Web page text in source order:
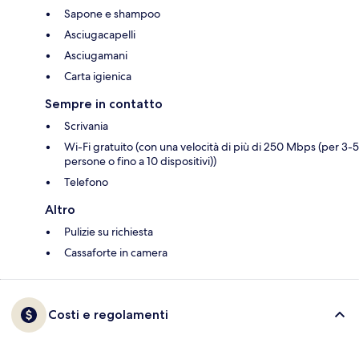
Sapone e shampoo
Asciugacapelli
Asciugamani
Carta igienica
Sempre in contatto
Scrivania
Wi-Fi gratuito (con una velocità di più di 250 Mbps (per 3-5
persone o fino a 10 dispositivi))
Telefono
Altro
Pulizie su richiesta
Cassaforte in camera
Costi e regolamenti